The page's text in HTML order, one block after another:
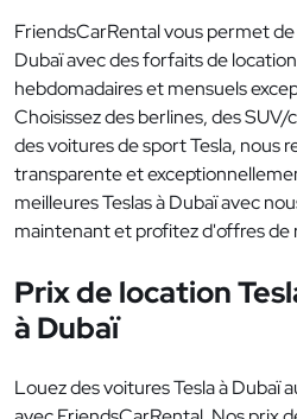
FriendsCarRental vous permet
Dubaï avec des forfaits de
hebdomadaires et mensuels
Choisissez des berlines, des
des voitures de sport Tesla, nous
transparente et
meilleures Teslas à Dubaï avec
maintenant et profitez d'offres de
Prix de location
à Dubaï
Louez des voitures Tesla à Dubaï